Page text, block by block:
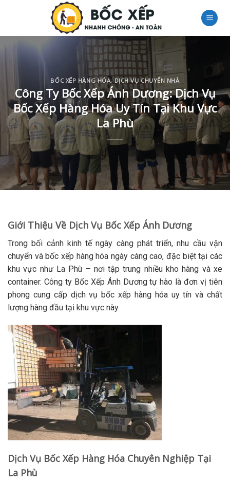
BỐC XẾP HÀNG HÓA, DỊCH VỤ CHUYỂN NHÀ
Công Ty Bốc Xếp Ánh Dương: Dịch Vụ
Bốc Xếp Hàng Hóa Uy Tín Tại Khu Vực
La Phù
Giới Thiệu Về Dịch Vụ Bốc Xếp Ánh Dương
Trong bối cảnh kinh tế ngày càng phát triển, nhu cầu vận
chuyển và bốc xếp hàng hóa ngày càng cao, đặc biệt tại các
khu vực như La Phù – nơi tập trung nhiều kho hàng và xe
container. Công ty Bốc Xếp Ánh Dương tự hào là đơn vị tiên
phong cung cấp dịch vụ bốc xếp hàng hóa uy tín và chất
lượng hàng đầu tại khu vực này.
Dịch Vụ Bốc Xếp Hàng Hóa Chuyên Nghiệp Tại
La Phù